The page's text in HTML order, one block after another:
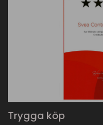
Trygga köp